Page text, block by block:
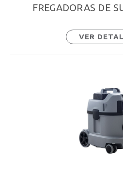
FREGADORAS DE
VER